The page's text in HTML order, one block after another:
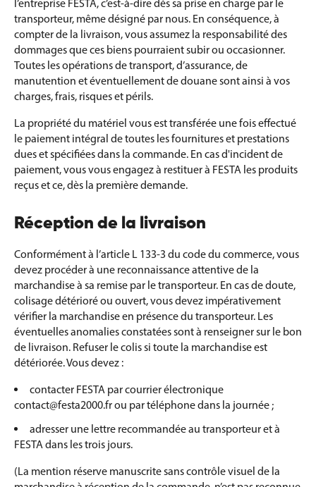
l’entreprise FESTA, c’est-à-dire dès sa prise en charge par le
transporteur, même désigné par nous. En conséquence, à
compter de la livraison, vous assumez la responsabilité des
dommages que ces biens pourraient subir ou occasionner.
Toutes les opérations de transport, d’assurance, de
manutention et éventuellement de douane sont ainsi à vos
charges, frais, risques et périls.
La propriété du matériel vous est transférée une fois effectué
le paiement intégral de toutes les fournitures et prestations
dues et spécifiées dans la commande. En cas d'incident de
paiement, vous vous engagez à restituer à FESTA les produits
reçus et ce, dès la première demande.
Réception de la livraison
Conformément à l’article L 133-3 du code du commerce, vous
devez procéder à une reconnaissance attentive de la
marchandise à sa remise par le transporteur. En cas de doute,
colisage détérioré ou ouvert, vous devez impérativement
vérifier la marchandise en présence du transporteur. Les
éventuelles anomalies constatées sont à renseigner sur le bon
de livraison. Refuser le colis si toute la marchandise est
détériorée. Vous devez :
contacter FESTA par courrier électronique
contact@festa2000.fr ou par téléphone dans la journée ;
adresser une lettre recommandée au transporteur et à
FESTA dans les trois jours.
(La mention réserve manuscrite sans contrôle visuel de la